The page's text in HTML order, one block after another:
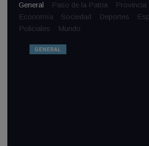
General Paso de la Patria Provincia
Economía
Sociedad Deportes
Policiales
Mundo
GENERAL